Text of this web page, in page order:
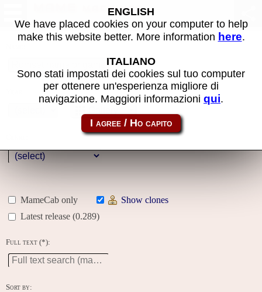
MAME machines
MameCab only
Show clones
Latest release (0.289)
Full text (*):
Sort by:
ENGLISH
We have placed cookies on your computer to help
make this website better. More information here.
ITALIANO
Sono stati impostati dei cookies sul tuo computer
per ottenere un'esperienza migliore di
navigazione. Maggiori informazioni qui.